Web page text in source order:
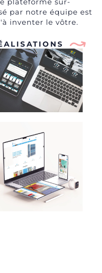
par notre équipe est
inventer le vôtre.